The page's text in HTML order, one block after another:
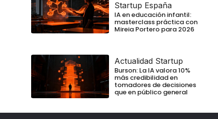
Startup España
IA en educación infantil:
masterclass práctica con
Mireia Portero para 2026
Actualidad Startup
Burson: La IA valora 10%
más credibilidad en
tomadores de decisiones
que en público general